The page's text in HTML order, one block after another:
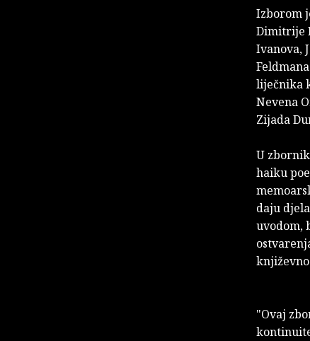
Izborom
Dimitrije
Ivanova,
liječnika
Nevena
Zijada
U
haiku
daju
uvodom,
"Ovaj